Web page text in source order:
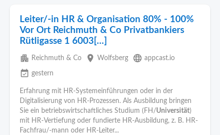
Leiter/-in HR & Organisation 80% - 100%
Vor Ort Reichmuth & Co Privatbankiers
Rütligasse 1 6003[...]
apartment Reichmuth & Co place Wolfsberg language appcast.io
event_available gestern
Erfahrung mit HR-Systemeinführungen oder in der
Digitalisierung von HR-Prozessen. Als Ausbildung bringen
Sie ein betriebswirtschaftliches Studium (FH/Universität)
mit HR-Vertiefung oder fundierte HR-Ausbildung, z. B. HR-
Fachfrau/-mann oder HR-Leiter...